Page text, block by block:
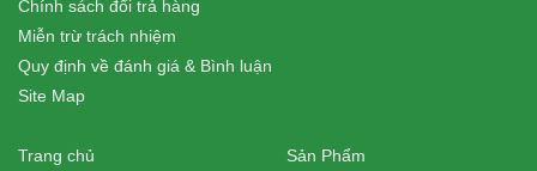
Chính sách đổi trả hàng
Miễn trừ trách nhiệm
Quy định về đánh giá & Bình luận
Site Map
Trang chủ Sản Phẩm